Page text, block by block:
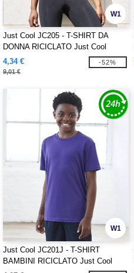
W1
Just Cool JC205 - T-SHIRT DA
DONNA RICICLATO Just Cool
4,34 €
9,01 €
-52%
W1
Just Cool JC201J - T-SHIRT
BAMBINI RICICLATO Just Cool